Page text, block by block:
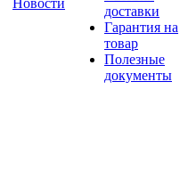
Новости
доставки
Гарантия на
товар
Полезные
документы